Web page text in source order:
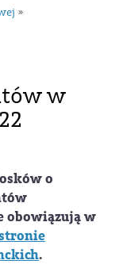
»
w
o
obowiązują w
.